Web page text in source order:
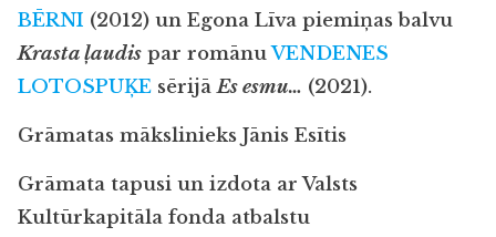
BĒRNI (2012) un Egona Līva piemiņas balvu
Krasta ļaudis par romānuVENDENES
LOTOSPUĶE sērijāEs esmu… (2021).
Grāmatas mākslinieks Jānis Esītis
Grāmata tapusi un izdota ar Valsts
Kultūrkapitāla fonda atbalstu